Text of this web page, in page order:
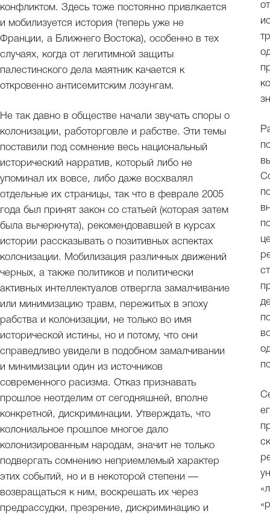
конфликтом. Здесь тоже постоянно привлкается
и мобилизуется история (теперь уже не
Франции, а Ближнего Востока), особенно в тех
случаях, когда от легитимной защиты
палестинского дела маятник качается к
откровенно антисемитским лозунгам.
Не так давно в обществе начали звучать споры о
колонизации, работорговле и рабстве. Эти темы
поставили под сомнение весь национальный
исторический нарратив, который либо не
упоминал их вовсе, либо даже восхвалял
отдельные их страницы, так что в феврале 2005
года был принят закон со статьей (которая затем
была вычеркнута), рекомендовавшей в курсах
истории рассказывать о позитивных аспектах
колонизации. Мобилизация различных движений
черных, а также политиков и политически
активных интеллектуалов отвергла замалчивание
или минимизацию травм, пережитых в эпоху
рабства и колонизации, не только во имя
исторической истины, но и потому, что они
справедливо увидели в подобном замалчивании
и минимизации один из источников
современного расизма. Отказ признавать
прошлое неотделим от сегодняшней, вполне
конкретной, дискриминации. Утверждать, что
колониальное прошлое многое дало
колонизированным народам, значит не только
подвергать сомнению неприемлемый характер
этих событий, но и в некоторой степени —
возвращаться к ним, воскрешать их через
предрассудки, презрение, дискриминацию и